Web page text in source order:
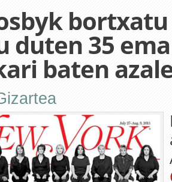
duten 35
baten